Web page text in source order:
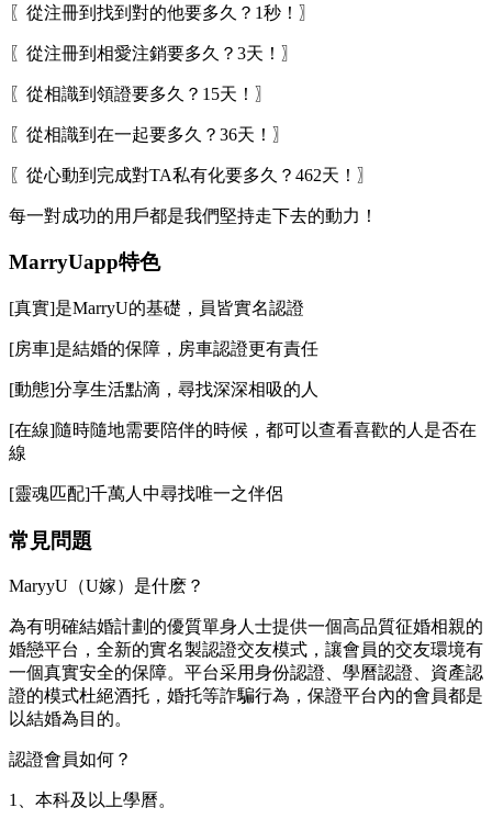
〖從注冊到找到對的他要多久？1秒！〗
〖從注冊到相愛注銷要多久？3天！〗
〖從相識到領證要多久？15天！〗
〖從相識到在一起要多久？36天！〗
〖從心動到完成對TA私有化要多久？462天！〗
每一對成功的用戶都是我們堅持走下去的動力！
MarryUapp特色
[真實]是MarryU的基礎，員皆實名認證
[房車]是結婚的保障，房車認證更有責任
[動態]分享生活點滴，尋找深深相吸的人
[在線]隨時隨地需要陪伴的時候，都可以查看喜歡的人是否在
線
[靈魂匹配]千萬人中尋找唯一之伴侶
常見問題
MaryyU（U嫁）是什麽？
為有明確結婚計劃的優質單身人士提供一個高品質征婚相親的
婚戀平台，全新的實名製認證交友模式，讓會員的交友環境有
一個真實安全的保障。平台采用身份認證、學曆認證、資產認
證的模式杜絕酒托，婚托等詐騙行為，保證平台內的會員都是
以結婚為目的。
認證會員如何？
1、本科及以上學曆。